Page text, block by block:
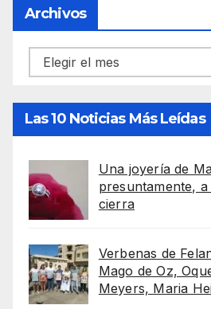
Archivos
Archivos
Las 10 Noticias Más Leídas
Una joyería de
presuntamente,
cierra
Verbenas de
Mago de Oz,
Meyers, Maria